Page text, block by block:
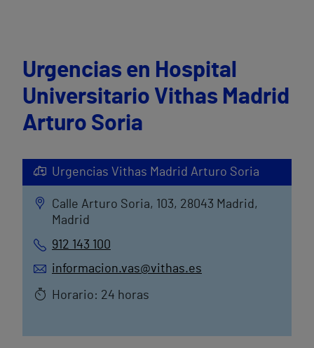
Urgencias en Hospital
Universitario Vithas Madrid
Arturo Soria
Urgencias Vithas Madrid Arturo Soria
Calle Arturo Soria, 103, 28043 Madrid,
Madrid
912 143 100
informacion.vas@vithas.es
Horario: 24 horas